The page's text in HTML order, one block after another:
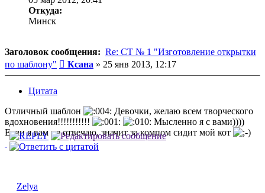
Откуда:
Минск
Заголовок сообщения: Re: СТ № 1 "Изготовление открытки
по шаблону"
Сообщение
Ксана » 25 янв 2013, 12:17
Цитата
Отличный шаблон
Девочки, желаю всем творческого
вдохновения!!!!!!!!!!!
Мысленно я с вами))))
Если я вам не отвечаю, значит за компом сидит мой кот
Zelya